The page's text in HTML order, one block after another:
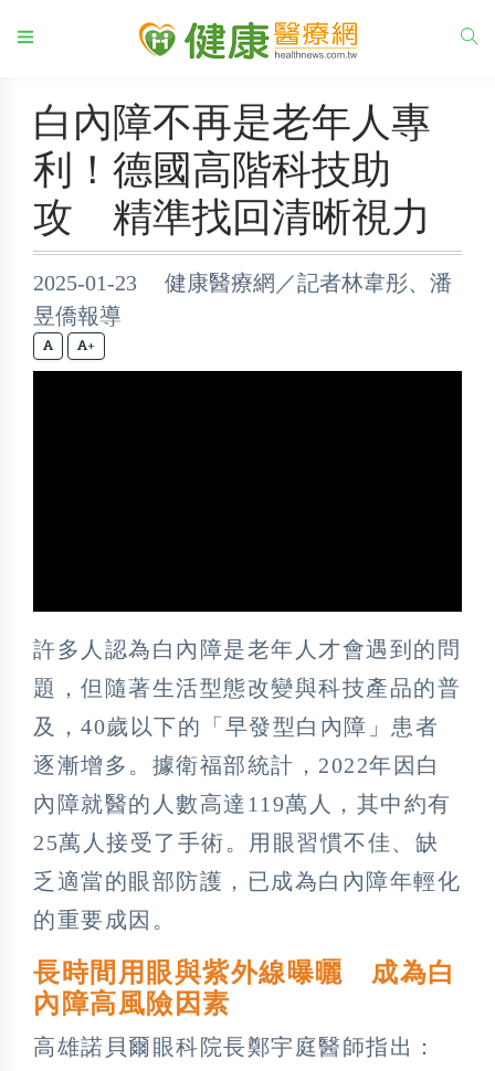
白內障不再是老年人專
利！德國高階科技助
攻 精準找回清晰視力
2025-01-23 健康醫療網／記者林韋彤、潘
昱僑報導
+
許多人認為白內障是老年人才會遇到的問
題，但隨著生活型態改變與科技產品的普
及，40歲以下的「早發型白內障」患者
逐漸增多。據衛福部統計，2022年因白
內障就醫的人數高達119萬人，其中約有
25萬人接受了手術。用眼習慣不佳、缺
乏適當的眼部防護，已成為白內障年輕化
的重要成因。
長時間用眼與紫外線曝曬 成為白
內障高風險因素
高雄諾貝爾眼科院長鄭宇庭醫師指出：